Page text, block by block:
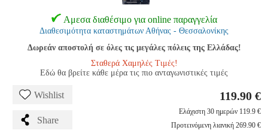
Αμεσα διαθέσιμο για online παραγγελία
Διαθεσιμότητα καταστημάτων Αθήνας - Θεσσαλονίκης
Δωρεάν αποστολή σε όλες τις μεγάλες πόλεις της Ελλάδας!
Σταθερά Χαμηλές Τιμές!
Εδώ θα βρείτε κάθε μέρα τις πιο ανταγωνιστικές τιμές
Wishlist
Share
119.90 €
Ελάχιστη 30 ημερών 119.9 €
Προτεινόμενη λιανική 269.90 €